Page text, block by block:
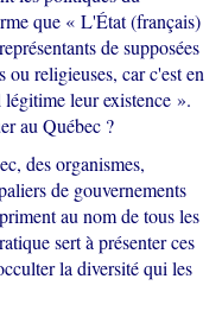
que « L'État (français)
de supposées
religieuses, car c'est en
leur existence ».
au Québec ?
des organismes,
de gouvernements
au nom de tous les
sert à présenter ces
la diversité qui les